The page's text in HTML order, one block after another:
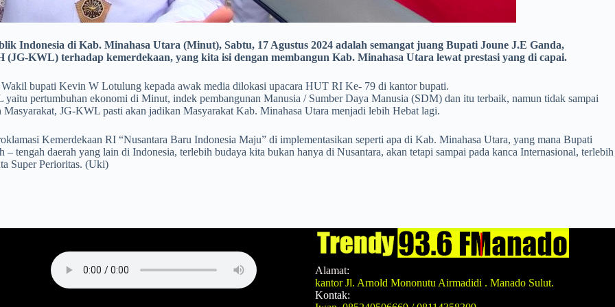
Indonesia di Kab. Minahasa Utara (Minut), Sabtu, 17 Agustus 2024 adalah semangat juang Bupati Joune J.E Ganda,
KWL) terhadap kemerdekaan, yang kita isi dengan membangun Kab. Minahasa Utara lewat prestasi yang di capai.
bupati Kevin W Lotulung kepada awak media dilokasi upacara HUT RI Ke- 79 di kantor bupati.
pertumbuhan ekonomi di Minut, indek pembangunan Manusia / Sumber Daya Manusia (SDM) dan itu terbaik, namun tidak sampai
JG-KWL pasti akan jadikan Masyarakat Kab. Minahasa Utara menjadi lebih Hebat lagi.
Kemerdekaan RI “Nusantara Baru Indonesia Maju” di implementasikan seperti apa di Kab. Minahasa Utara, yang mana Bupati
daerah yang lain di Indonesia, terlebih budaya kita bukan hanya di Nusantara, akan tetapi sampai pada kanca Internasional, terlebih
Super Perioritas. (Uki)
Alamat:
kantor Jl. Arnold Mononutu Airmadidi . Manado Sulut.
Kontak: